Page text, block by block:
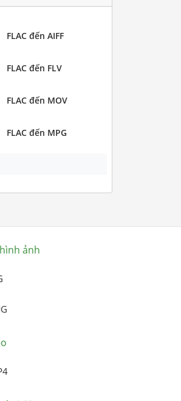
FLAC đến AIFF
FLAC đến FLV
FLAC đến MOV
FLAC đến MPG
ảnh